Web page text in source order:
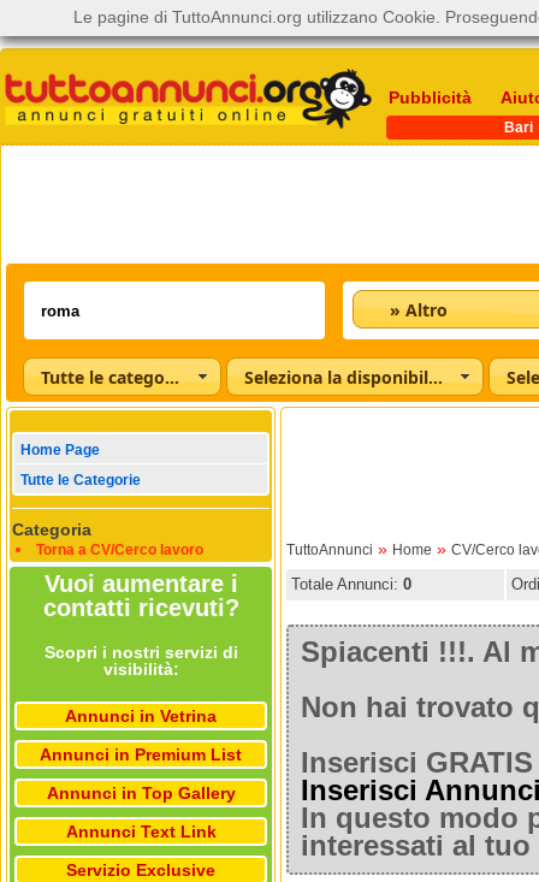
Pubblicità
Bari
» Altro
Tutte le categorie Seleziona la disponibilità
Home Page
Tutte le Categorie
Categoria
Torna a CV/Cerco lavoro
Vuoi aumentare i
contatti ricevuti?
Scopri i nostri servizi di
visibilità:
Annunci in Vetrina
Annunci in Premium List
Annunci in Top Gallery
Annunci Text Link
Servizio Exclusive
TuttoAnnunci » Home » CV/Cerco
Totale Annunci: 0
Spiacenti !!!. Al
Non hai trovato
Inserisci
Inserisci
In questo modo
interessati al
Le pagine di TuttoAnnunci.org utilizzano Cookie.